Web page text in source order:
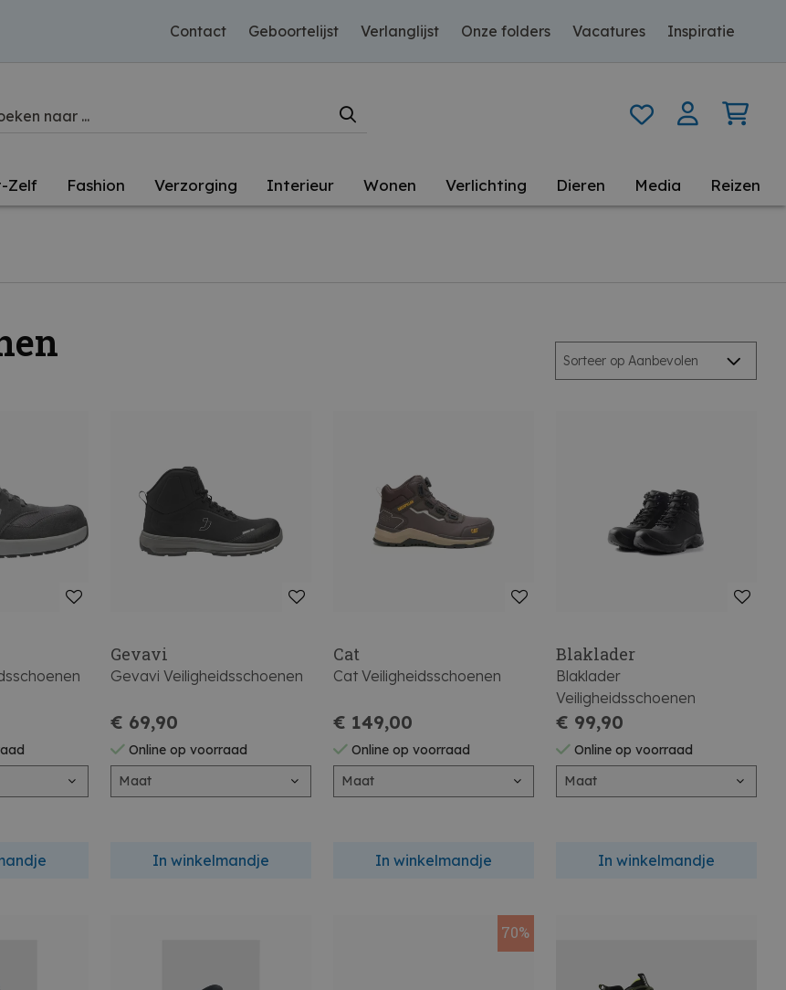
Contact Geboortelijst Verlanglijst Onze folders Vacatures Inspiratie
Zelf Fashion Verzorging Interieur Wonen Verlichting Dieren Media Reizen
Gevavi
Gevavi Veiligheidsschoenen
€ 69,90
Online op voorraad
Maat
In winkelmandje
Cat
Cat Veiligheidsschoenen
€ 149,00
Online op voorraad
Maat
In winkelmandje
Blaklader
Blaklader
Veiligheidsschoenen
€ 99,90
Online op voorraad
Maat
In winkelmandje
70%